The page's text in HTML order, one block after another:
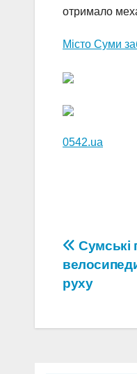
отримало
Місто Суми
0542.ua
записів
Сумські
руху